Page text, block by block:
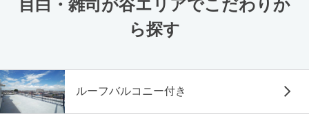
目白・雑司が谷エリアでこだわりか
ら探す
ルーフバルコニー付き